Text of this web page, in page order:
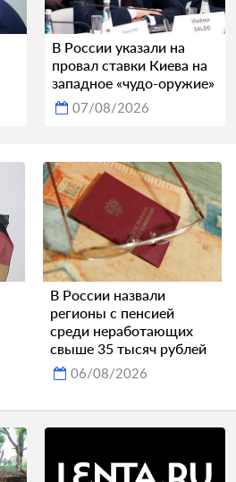
В России указали на
провал ставки Киева на
западное «чудо-оружие»
07/08/2026
В России назвали
регионы с пенсией
среди неработающих
свыше 35 тысяч рублей
06/08/2026